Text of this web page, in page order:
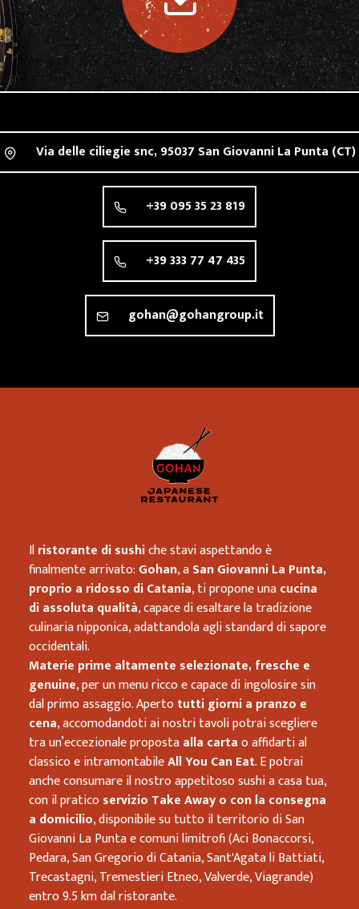
Via delle ciliegie snc,95037 San Giovanni La Punta (CT)
+39 095 35 23 819
+39 333 77 47 435
gohan@gohangroup.it
Ilristorante di sushiche stavi aspettando è
finalmente arrivato: Gohan, aSan Giovanni La Punta,
proprio a ridosso di Catania, ti propone unacucina
di assoluta qualità, capace di esaltare la tradizione
culinaria nipponica, adattandola agli standard di sapore
occidentali.
Materie prime altamente selezionate, fresche e
genuine, per un menu ricco e capace di ingolosire sin
dal primo assaggio. Aperto tutti giorni a pranzo e
cena, accomodandoti ai nostri tavoli potrai scegliere
tra un’eccezionale propostaalla cartao affidarti al
classico e intramontabileAll You Can Eat. E potrai
anche consumare il nostro appetitoso sushi a casa tua,
con il pratico servizio Take Away o con la consegna
a domicilio, disponibile su tutto il territorio di San
Giovanni La Punta e comuni limitrofi (Aci Bonaccorsi,
Pedara, San Gregorio di Catania, Sant'Agata li Battiati,
Trecastagni, Tremestieri Etneo, Valverde, Viagrande)
entro 9.5 km dal ristorante.